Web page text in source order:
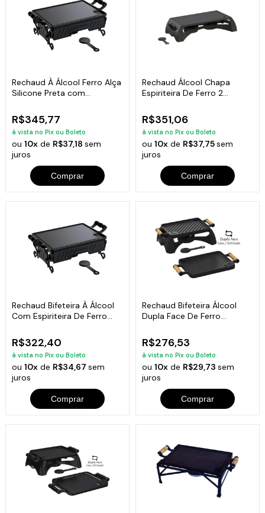
Rechaud À Álcool Ferro Alça
Silicone Preta com
R$345,77
à vista no Pix ou Boleto
ou10x de R$37,18sem
juros
Comprar
Rechaud Álcool Chapa
Espiriteira De Ferro 2
R$351,06
à vista no Pix ou Boleto
ou 10xde R$37,75sem
juros
Comprar
Rechaud Bifeteira À Álcool
Com Espiriteira De Ferro
R$322,40
à vista no Pix ou Boleto
ou10x de R$34,67sem
juros
Comprar
Rechaud Bifeteira Álcool
Dupla Face De Ferro
R$276,53
à vista no Pix ou Boleto
ou 10xde R$29,73 sem
juros
Comprar